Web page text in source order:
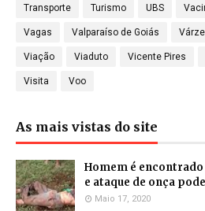
Transporte Turismo UBS
Vagas Valparaíso de Goiás
Viação Viaduto Vicente Pires
Visita Voo
As mais vistas do site
Homem é
e ataque de onça
Maio 17, 2020